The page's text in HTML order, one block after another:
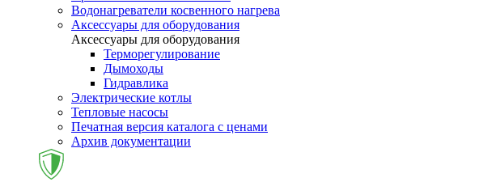
Водонагреватели косвенного нагрева
Аксессуары для оборудования
Аксессуары для оборудования
Терморегулирование
Дымоходы
Гидравлика
Электрические котлы
Тепловые насосы
Печатная версия каталога с ценами
Архив документации